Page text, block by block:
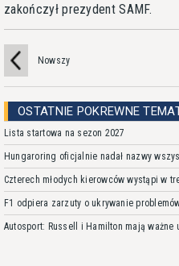
zakończył prezydent SAMF.
Nowszy
OSTATNIE POKREWNE
Lista startowa na sezon 2027
Hungaroring oficjalnie nadał nazwy
Czterech młodych kierowców wystąpi w
F1 odpiera zarzuty o ukrywanie
Autosport: Russell i Hamilton mają ważne